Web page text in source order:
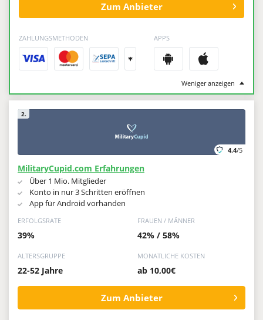
Zum Anbieter
ZAHLUNGSMETHODEN
+
APPS
Weniger anzeigen
2.
4.4/5
MilitaryCupid.com Erfahrungen
Über 1 Mio. Mitglieder
Konto in nur 3 Schritten eröffnen
App für Android vorhanden
ERFOLGSRATE
39%
FRAUEN / MÄNNER
42% / 58%
ALTERSGRUPPE
22-52 Jahre
MONATLICHE KOSTEN
ab 10,00€
Zum Anbieter